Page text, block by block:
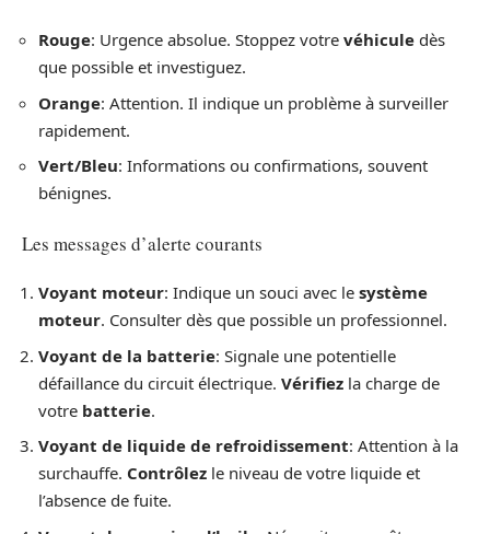
Rouge: Urgence absolue. Stoppez votre véhicule dès
que possible et investiguez.
Orange: Attention. Il indique un problème à surveiller
rapidement.
Vert/Bleu: Informations ou confirmations, souvent
bénignes.
Les messages d’alerte courants
Voyant moteur: Indique un souci avec le système
moteur. Consulter dès que possible un professionnel.
Voyant de la batterie: Signale une potentielle
défaillance du circuit électrique. Vérifiez la charge de
votre batterie.
Voyant de liquide de refroidissement: Attention à la
surchauffe. Contrôlez le niveau de votre liquide et
l’absence de fuite.